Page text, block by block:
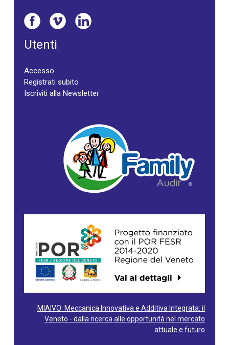
Utenti
Accesso
Registrati subito
Iscriviti alla Newsletter
MIAIVO: Meccanica Innovativa e Additiva Integrata: il
Veneto - dalla ricerca alle opportunità nel mercato
attuale e futuro